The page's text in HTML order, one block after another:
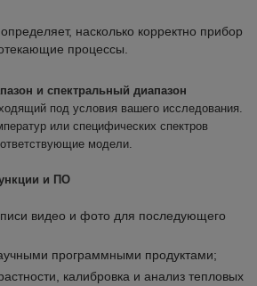
насколько корректно прибор
процессы.
и спектральный диапазон
под условия вашего исследования.
или специфических спектров
модели.
и ПО
видео и фото для последующего
программными продуктами;
калибровка и анализ тепловых